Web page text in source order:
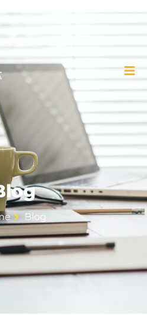
, Vital Itapura, Campinas -SP,
Blog